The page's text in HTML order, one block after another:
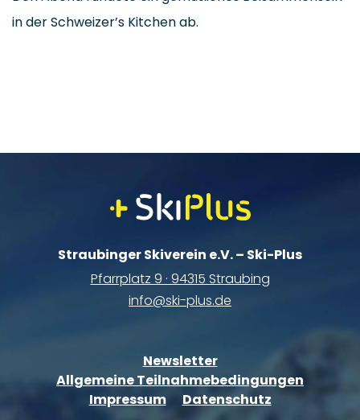
in der Schweizer’s Kitchen ab.
Straubinger Skiverein e.V. – Ski-Plus
Pfarrplatz 9 · 94315 Straubing
info@ski-plus.de
Newsletter
Allgemeine Teilnahmebedingungen
Impressum
Datenschutz